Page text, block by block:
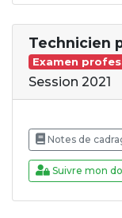
Technicien
Examen
Session 2021
Notes de
Suivre mon